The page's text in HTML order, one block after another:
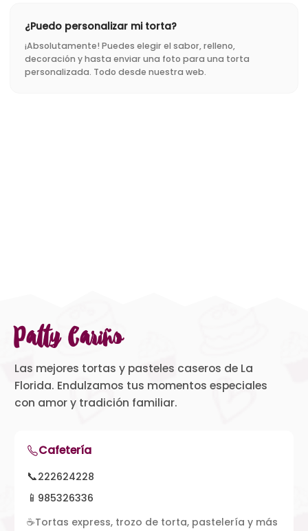
¿Puedo personalizar mi torta?
¡Absolutamente! Puedes elegir el sabor, relleno,
decoración y hasta enviar una foto para una torta
personalizada. Todo desde nuestra web.
Patty Cariño
Las mejores tortas y pasteles caseros de La
Florida. Endulzamos tus momentos especiales
con amor y tradición familiar.
Cafetería
📞222624228
📱 985326336
☕Tortas express, trozo de torta, pastelería y más